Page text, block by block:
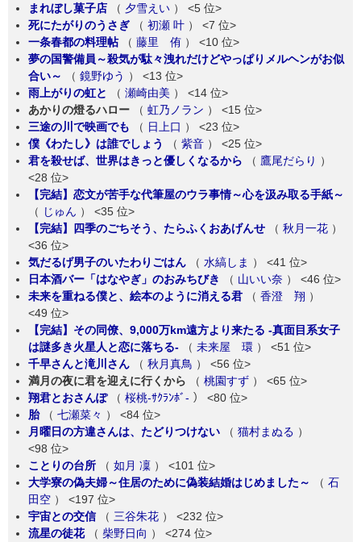
まれぼし菓子店
（ 夕雪えい ） <5 位>
死にたがりのうさぎ
（ 初瀬 叶 ） <7 位>
一条春都の料理帖
（ 藤里 侑 ） <10 位>
夢の国警備員～殺気が駄々洩れだけどやっぱりメルヘンがお似
合い～
（ 鏡野ゆう ） <13 位>
雨上がりの虹と
（ 瀬崎由美 ） <14 位>
あかりの燈るハロー
（ 虹乃ノラン ） <15 位>
三途の川で映画でも
（ 日上口 ） <23 位>
僕《わたし》は誰でしょう
（ 紫音 ） <25 位>
君を殺せば、世界はきっと優しくなるから
（ 鷹尾だらり ）
<28 位>
【完結】恋文が苦手な代筆屋のウラ事情～心を汲み取る手紙～
（ じゅん ） <35 位>
【完結】四季のごちそう、たらふくおあげんせ
（ 秋月一花 ）
<36 位>
気だるげ男子のいたわりごはん
（ 水縞しま ） <41 位>
日本酒バー「はなやぎ」のおみちびき
（ 山いい奈 ） <46 位>
未来を重ねる僕と、絵本のように消える君
（ 香澄 翔 ）
<49 位>
【完結】その同僚、9,000万km遠方より来たる -真面目系女子
は謎多き火星人と恋に落ちる-
（ 未来屋 環 ） <51 位>
千早さんと滝川さん
（ 秋月真鳥 ） <56 位>
満月の夜に君を迎えに行くから
（ 桃園すず ） <65 位>
翔君とおさんぽ
（ 桜桃-ｻｸﾗﾝﾎﾞ- ） <80 位>
胎
（ 七瀬菜々 ） <84 位>
月曜日の方違さんは、たどりつけない
（ 猫村まぬる ）
<98 位>
ことりの台所
（ 如月 凜 ） <101 位>
大学寮の偽夫婦～住居のために偽装結婚はじめました～
（ 石
田空 ） <197 位>
宇宙との交信
（ 三谷朱花 ） <232 位>
流星の徒花
（ 柴野日向 ） <274 位>